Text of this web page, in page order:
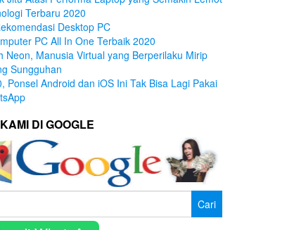
Terbaru 2020
Desktop PC
PC All In One Terbaik 2020
Neon, Manusia Virtual yang Berperilaku Mirip
Sungguhan
Ponsel Android dan iOS Ini Tak Bisa Lagi Pakai
DI GOOGLE